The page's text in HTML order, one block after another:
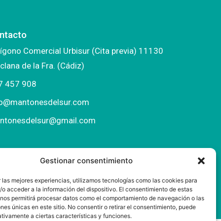
Gestionar consentimiento
las mejores experiencias, utilizamos tecnologías como las cookies para
o acceder a la información del dispositivo. El consentimiento de estas
permitirá procesar datos como el comportamiento de navegación o las
únicas en este sitio. No consentir o retirar el consentimiento, puede
a ciertas características y funciones.
Comercial Urbisur (Cita previa) 11130
de la Fra. (Cádiz)
457 908